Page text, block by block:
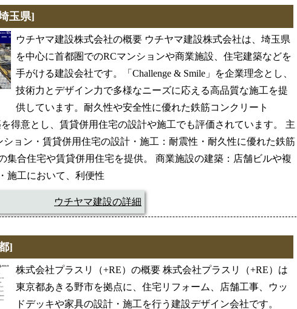
玉県]
ウチヤマ建設株式会社の概要 ウチヤマ建設株式会社は、埼玉県
を中心に首都圏でのRCマンションや商業施設、住宅建築などを
手がける建設会社です。「Challenge & Smile」を企業理念とし、
技術力とデザイン力で多様なニーズに応える高品質な施工を提
供しています。耐久性や安全性に優れた鉄筋コンクリート
を得意とし、賃貸併用住宅の設計や施工でも評価されています。 主
ション・賃貸併用住宅の設計・施工：耐震性・耐久性に優れた鉄筋
集合住宅や賃貸併用住宅を提供。 商業施設の建築：店舗ビルや複
施工において、利便性
ウチヤマ建設の詳細
]
株式会社プラスリ（+RE）の概要 株式会社プラスリ（+RE）は
東京都あきる野市を拠点に、住宅リフォーム、店舗工事、ウッ
ドデッキや家具の設計・施工を行う建設デザイン会社です。